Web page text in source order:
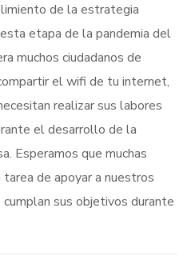
de la estrategia
etapa de la pandemia del
muchos ciudadanos de
el wifi de tu internet,
realizar sus labores
el desarrollo de la
Esperamos que muchas
de apoyar a nuestros
sus objetivos durante